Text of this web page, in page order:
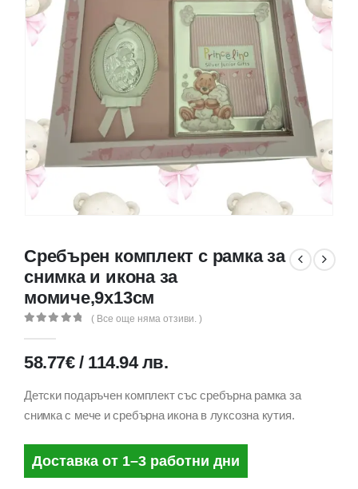
Сребърен комплект с рамка за
снимка и икона за
момиче,9х13см
( Все още няма отзиви. )
58.77€ / 114.94лв.
Детски подаръчен комплект със сребърна рамка за
снимка с мече и сребърна икона в луксозна кутия.
Доставка от 1–3 работни дни